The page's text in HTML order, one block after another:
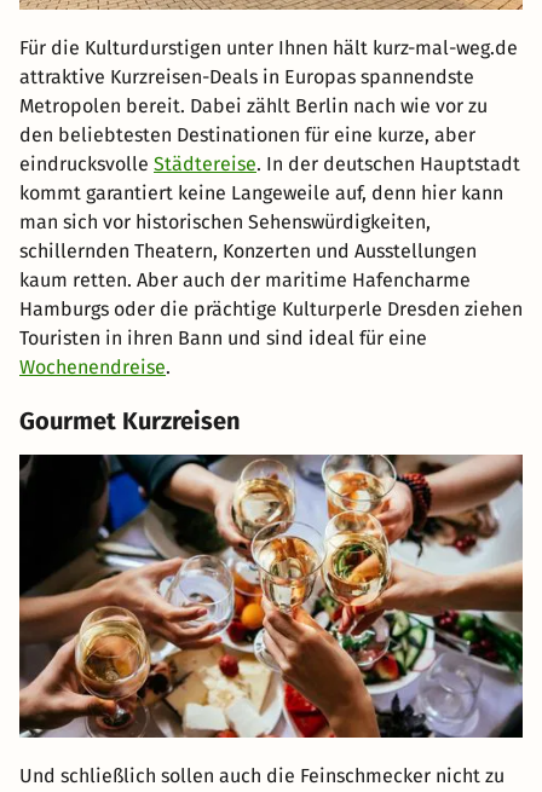
Für die Kulturdurstigen unter Ihnen hält kurz-mal-weg.de
attraktive Kurzreisen-Deals in Europas spannendste
Metropolen bereit. Dabei zählt Berlin nach wie vor zu
den beliebtesten Destinationen für eine kurze, aber
eindrucksvolle Städtereise. In der deutschen Hauptstadt
kommt garantiert keine Langeweile auf, denn hier kann
man sich vor historischen Sehenswürdigkeiten,
schillernden Theatern, Konzerten und Ausstellungen
kaum retten. Aber auch der maritime Hafencharme
Hamburgs oder die prächtige Kulturperle Dresden ziehen
Touristen in ihren Bann und sind ideal für eine
Wochenendreise.
Gourmet Kurzreisen
Und schließlich sollen auch die Feinschmecker nicht zu